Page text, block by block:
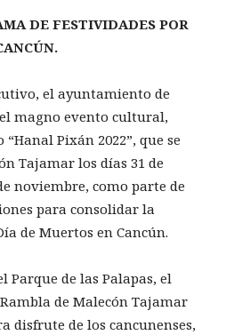
DE FESTIVIDADES POR
el ayuntamiento de
magno evento cultural,
Pixán 2022”, que se
Tajamar los días 31 de
noviembre, como parte de
para consolidar la
de Muertos en Cancún.
Parque de las Palapas, el
de Malecón Tajamar
disfrute de los cancunenses,